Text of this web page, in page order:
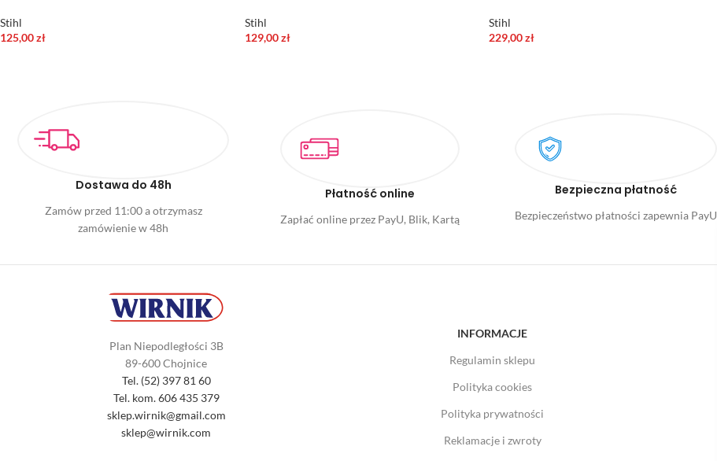
Stihl
125,00zł
Stihl
129,00zł
Stihl
229,00zł
Dostawa do 48h
Zamów przed 11:00 a otrzymasz
zamówienie w 48h
Płatność online
Zapłać online przez PayU, Blik, Kartą
Bezpieczna płatność
Bezpieczeństwo płatności zapewnia PayU
Plan Niepodległości 3B
89-600 Chojnice
Tel. (52) 397 81 60
Tel. kom. 606 435 379
sklep.wirnik@gmail.com
sklep@wirnik.com
INFORMACJE
Regulamin sklepu
Polityka cookies
Polityka prywatności
Reklamacje i zwroty